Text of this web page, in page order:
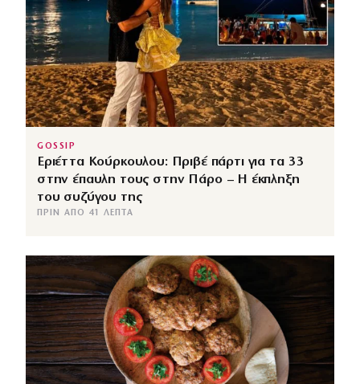
GOSSIP
Εριέττα Κούρκουλου: Πριβέ πάρτι για τα 33
στην έπαυλη τους στην Πάρο – Η έκπληξη
του συζύγου της
ΠΡΙΝ ΑΠΌ 41 ΛΕΠΤΆ